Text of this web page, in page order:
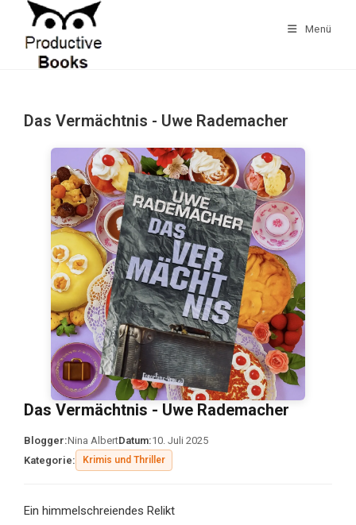
springen
Menü
Das Vermächtnis - Uwe Rademacher
Das Vermächtnis - Uwe Rademacher
Blogger:Nina AlbertDatum:10. Juli 2025
Kategorie:
Krimis und Thriller
Ein himmelschreiendes Relikt